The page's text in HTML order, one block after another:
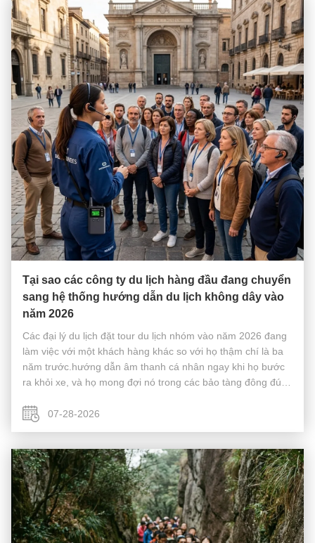
Tại sao các công ty du lịch hàng đầu đang chuyển
sang hệ thống hướng dẫn du lịch không dây vào
năm 2026
Các đại lý du lịch đặt tour du lịch nhóm vào năm 2026 đang
làm việc với một khách hàng khác so với họ thậm chí là ba
năm trước.hướng dẫn âm thanh cá nhân ngay khi họ bước
ra khỏi xe, và họ mong đợi nó trong các bảo tàng đông đúc,
đường thành ph...
07-28-2026